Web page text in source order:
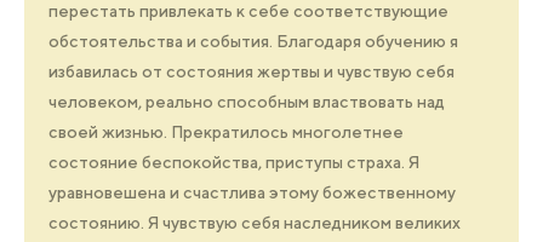
перестать привлекать к себе соответствующие
обстоятельства и события. Благодаря обучению я
избавилась от состояния жертвы и чувствую себя
человеком, реально способным властвовать над
своей жизнью. Прекратилось многолетнее
состояние беспокойства, приступы страха. Я
уравновешена и счастлива этому божественному
состоянию. Я чувствую себя наследником великих